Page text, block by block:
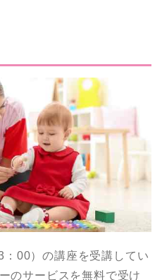
00）の講座を受講してい
のサービスを無料で受け